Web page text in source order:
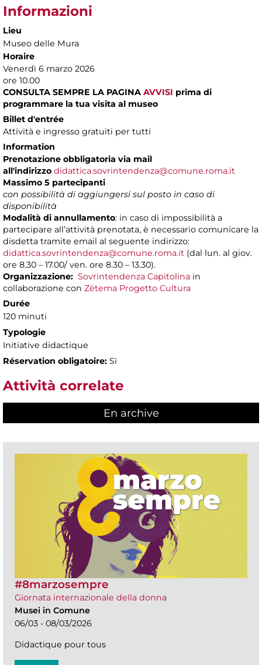
Informazioni
Lieu
Museo delle Mura
Horaire
Venerdì 6 marzo 2026
ore 10.00
CONSULTA SEMPRE LA PAGINA AVVISI prima di
programmare la tua visita al museo
Billet d'entrée
Attività e ingresso gratuiti per tutti
Information
Prenotazione obbligatoria via mail
all'indirizzo didattica.sovrintendenza@comune.roma.it
Massimo 5 partecipanti
con possibilità di aggiungersi sul posto in caso di
disponibilità
Modalità di annullamento: in caso di impossibilità a
partecipare all’attività prenotata, è necessario comunicare la
disdetta tramite email al seguente indirizzo:
didattica.sovrintendenza@comune.roma.it (dal lun. al giov.
ore 8.30 – 17.00/ ven. ore 8.30 – 13.30).
Organizzazione: Sovrintendenza Capitolina in
collaborazione con Zètema Progetto Cultura
Durée
120 minuti
Typologie
Initiative didactique
Réservation obligatoire: Sì
Attività correlate
En archive
#8marzosempre
Giornata internazionale della donna
Musei in Comune
06/03 - 08/03/2026
Didactique pour tous